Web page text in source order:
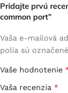
Pridajte prvú
common port”
Vaša e-mailová
polia sú označené
Vaše hodnotenie
Vaša recenzia *